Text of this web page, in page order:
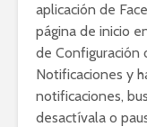
aplicación de
página de inicio
de Configuración
Notificaciones y
notificaciones,
desactívala o